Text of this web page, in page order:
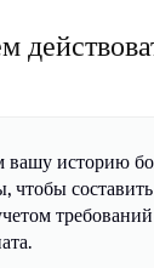
вашу историю
чтобы